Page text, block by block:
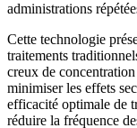
administrations
Cette technologie
traitements
creux de
minimiser les effets
efficacité optimale de
réduire la fréquence